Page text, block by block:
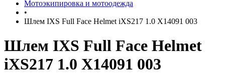
Мотоэкипировка и мотоодежда
•
Шлем IXS Full Face Helmet iXS217 1.0 X14091 003
Шлем IXS Full Face Helmet
iXS217 1.0 X14091 003